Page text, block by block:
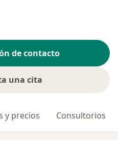
de contacto
una cita
y precios Consultorios